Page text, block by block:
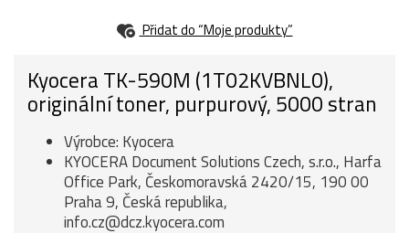
Přidat do “Moje produkty”
Kyocera TK-590M (1T02KVBNL0),
originální toner, purpurový, 5000 stran
Výrobce: Kyocera
KYOCERA Document Solutions Czech, s.r.o., Harfa
Office Park, Českomoravská 2420/15, 190 00
Praha 9, Česká republika,
info.cz@dcz.kyocera.com